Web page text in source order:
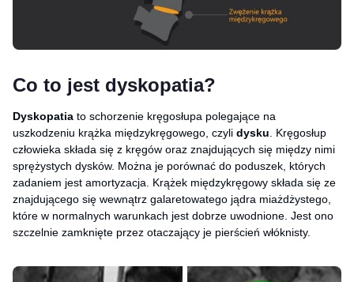
Co to jest dyskopatia?
Dyskopatia to schorzenie kręgosłupa polegające na
uszkodzeniu krążka międzykręgowego, czyli dysku . Kręgosłup
człowieka składa się z kręgów oraz znajdujących się między nimi
sprężystych dysków. Można je porównać do poduszek, których
zadaniem jest amortyzacja. Krążek międzykręgowy składa się ze
znajdującego się wewnątrz galaretowatego jądra miażdżystego,
które w normalnych warunkach jest dobrze uwodnione. Jest ono
szczelnie zamknięte przez otaczający je pierścień włóknisty.